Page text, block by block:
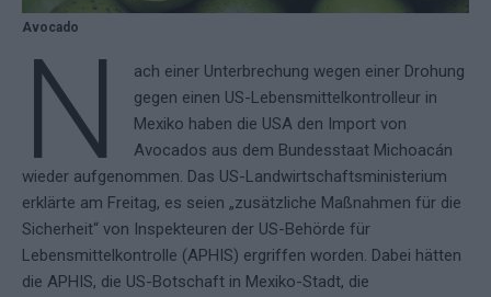
Avocado
N
ach einer Unterbrechung wegen einer Drohung
gegen einen US-Lebensmittelkontrolleur in
Mexiko haben die USA den Import von
Avocados aus dem Bundesstaat Michoacán
wieder aufgenommen. Das US-Landwirtschaftsministerium
erklärte am Freitag, es seien „zusätzliche Maßnahmen für die
Sicherheit“ von Inspekteuren der US-Behörde für
Lebensmittelkontrolle (APHIS) ergriffen worden. Dabei hätten
die APHIS, die US-Botschaft in Mexiko-Stadt, die